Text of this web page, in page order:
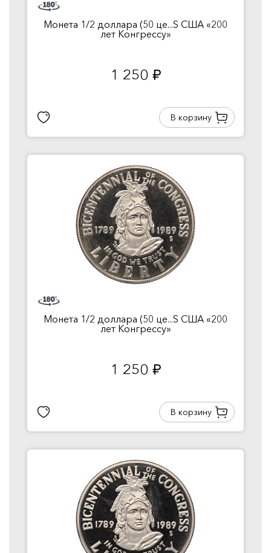
Монета 1/2 доллара (50 це...S США «200
лет Конгрессу»
1 250 руб.
В корзину
Монета 1/2 доллара (50 це...S США «200
лет Конгрессу»
1 250 руб.
В корзину